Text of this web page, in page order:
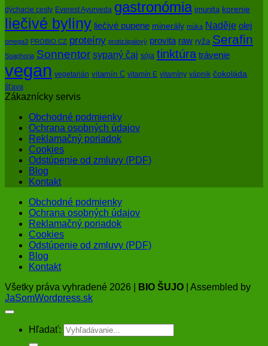
dýchacie cesty Everest Ayurveda gastronómia imunita korenie
liečivé byliny liečivé pupene minerály múka Naděje olej
omega3 PROBIO CZ proteíny protizápalový provita raw ryža Serafin
Soaphoria Sonnentor sypaný čaj sója tinktúra trávenie
vegan vegetarián vitamín C vitamín E vitamíny vápnik čokoláda
šťava
Zákaznícky servis
Obchodné podmienky
Ochrana osobných údajov
Reklamačný poriadok
Cookies
Odstúpenie od zmluvy (PDF)
Blog
Kontakt
Obchodné podmienky
Ochrana osobných údajov
Reklamačný poriadok
Cookies
Odstúpenie od zmluvy (PDF)
Blog
Kontakt
Všetky práva vyhradené 2026 |
BIO ŠUJO | Assembled by
JaSomWordpress.sk
Hľadať: